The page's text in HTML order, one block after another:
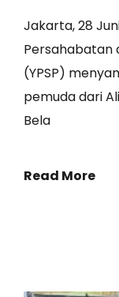
Jakarta, 28
Persahabatan
(YPSP)
pemuda dari
Bela
Read More